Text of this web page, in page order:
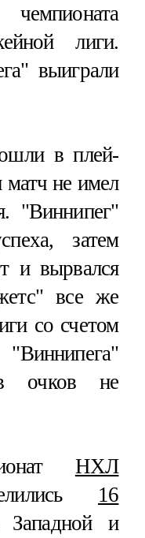
лиги.
выиграли
в плей-
не имел
"Виннипег"
затем
и вырвался
все же
со счетом
очков не
НХЛ
16
и